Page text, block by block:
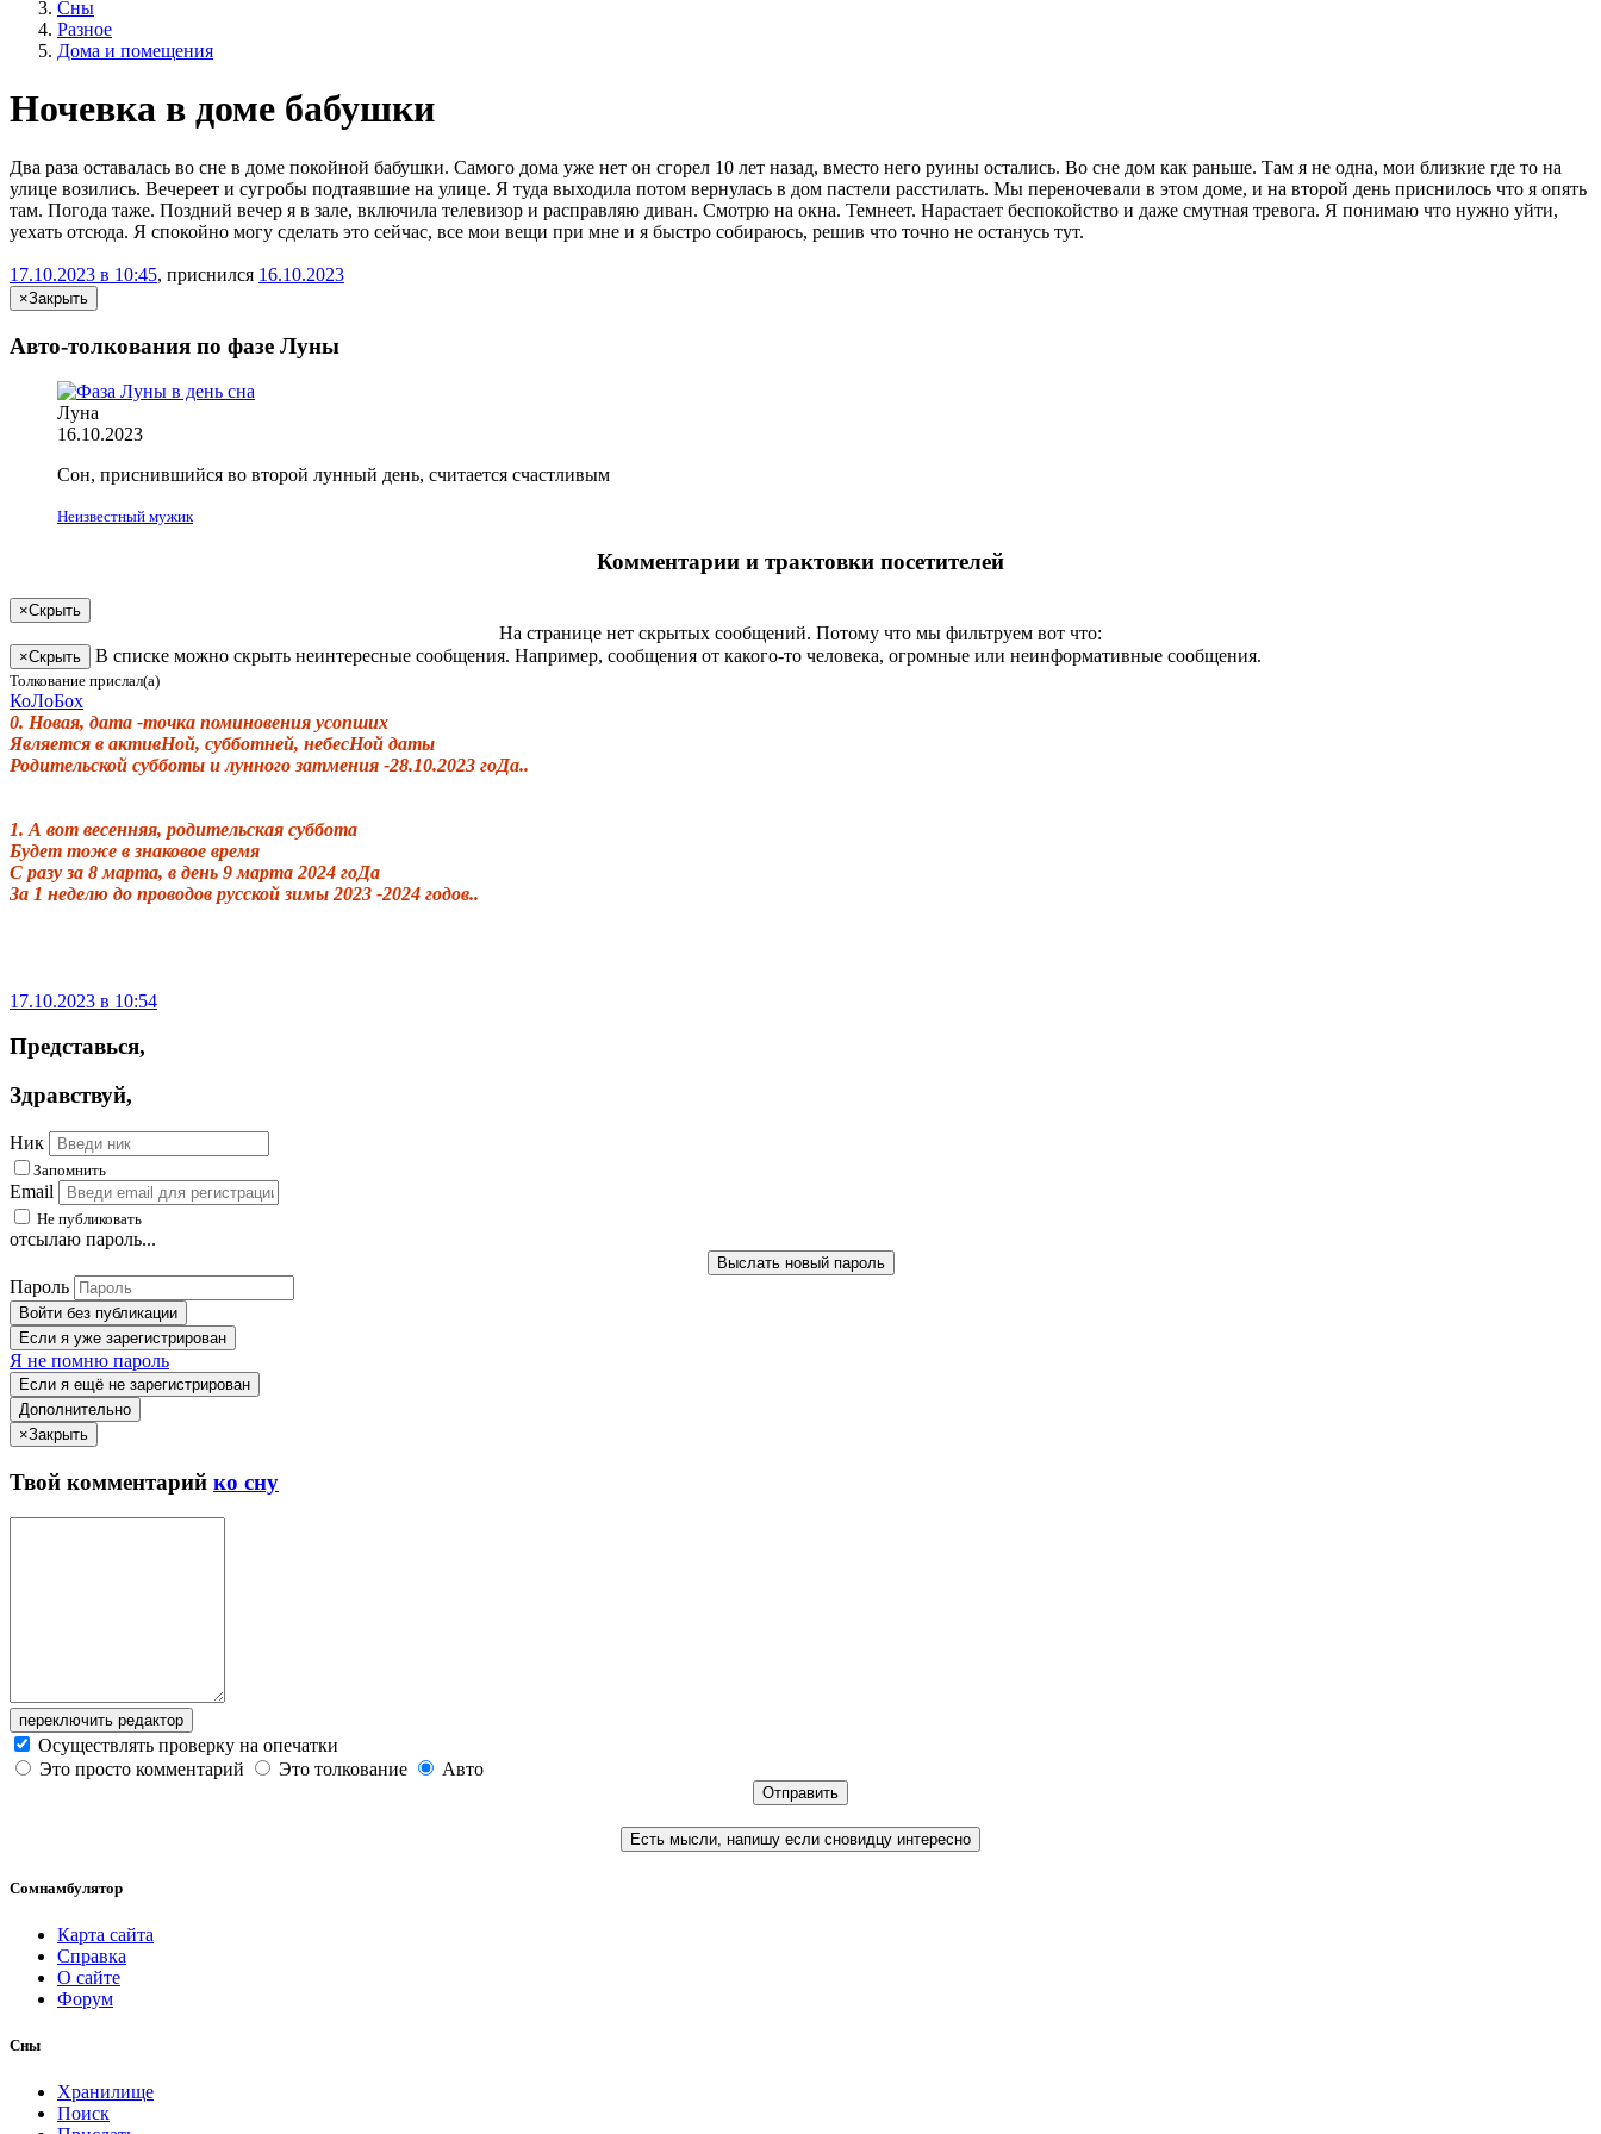
Сны
Разное
Дома и помещения
Ночевка в доме бабушки
Два раза оставалась во сне в доме покойной бабушки. Самого дома уже нет он сгорел 10 лет назад, вместо него руины остались. Во сне дом как раньше. Там я не одна, мои близкие где то на
улице возились. Вечереет и сугробы подтаявшие на улице. Я туда выходила потом вернулась в дом пастели расстилать. Мы переночевали в этом доме, и на второй день приснилось что я опять
там. Погода таже. Поздний вечер я в зале, включила телевизор и расправляю диван. Смотрю на окна. Темнеет. Нарастает беспокойство и даже смутная тревога. Я понимаю что нужно уйти,
уехать отсюда. Я спокойно могу сделать это сейчас, все мои вещи при мне и я быстро собираюсь, решив что точно не останусь тут.
17.10.2023 в 10:45, приснился 16.10.2023
×Закрыть
Авто-толкования по фазе Луны
Луна
16.10.2023
Сон, приснившийся во второй лунный день, считается счастливым
Неизвестный мужик
Комментарии и трактовки посетителей
×Скрыть
На странице нет скрытых сообщений. Потому что мы фильтруем вот что:
×Скрыть В списке можно скрыть неинтересные сообщения. Например, сообщения от какого-то человека, огромные или неинформативные сообщения.
Толкование прислал(а)
КоЛоБох
0. Новая, дата -точка поминовения усопших
Является в активНой, субботней, небесНой даты
Родительской субботы и лунного затмения -28.10.2023 гоДа..
1. А вот весенняя, родительская суббота
Будет тоже в знаковое время
С разу за 8 марта, в день 9 марта 2024 гоДа
За 1 неделю до проводов русской зимы 2023 -2024 годов..
17.10.2023 в 10:54
Представься,
Здравствуй,
Ник
Запомнить
Email
Не публиковать
отсылаю пароль...
Выслать новый пароль
Пароль
Войти без публикации
Если я уже зарегистрирован
Я не помню пароль
Если я ещё не зарегистрирован
Дополнительно
×Закрыть
Твой комментарий ко сну
переключить редактор
Осуществлять проверку на опечатки
Это просто комментарий
Это толкование Авто
Отправить
Есть мысли, напишу если сновидцу интересно
Сомнамбулятор
Карта сайта
Справка
О сайте
Форум
Сны
Хранилище
Поиск